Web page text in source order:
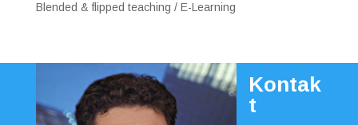
Blended & flipped teaching / E-Learning
Kontak
t